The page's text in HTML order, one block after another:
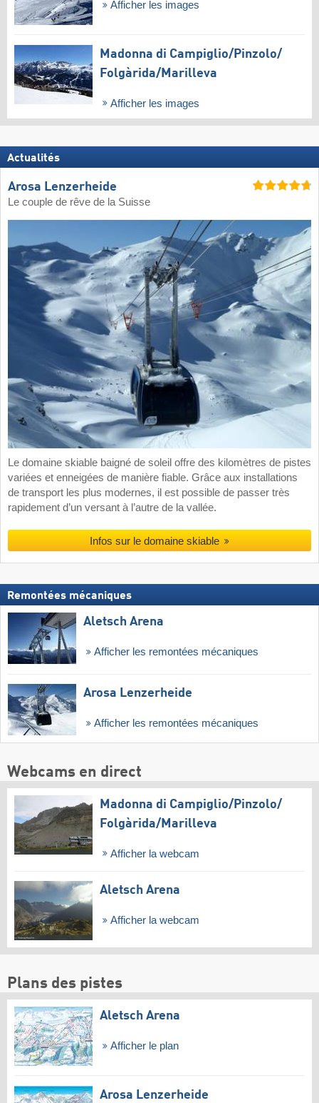
Afficher les images
Madonna di Campiglio/​Pinzolo/​
Folgàrida/​Marilleva
Afficher les images
Actualités
Arosa Lenzerheide
Le couple de rêve de la Suisse
Le domaine skiable baigné de soleil offre des kilomètres de pistes
variées et enneigées de manière fiable. Grâce aux installations
de transport les plus modernes, il est possible de passer très
rapidement d’un versant à l’autre de la vallée.
Infos sur le domaine skiable
Remontées mécaniques
Aletsch Arena
Afficher les remontées mécaniques
Arosa Lenzerheide
Afficher les remontées mécaniques
Webcams en direct
Madonna di Campiglio/​Pinzolo/​
Folgàrida/​Marilleva
Afficher la webcam
Aletsch Arena
Afficher la webcam
Plans des pistes
Aletsch Arena
Afficher le plan
Arosa Lenzerheide